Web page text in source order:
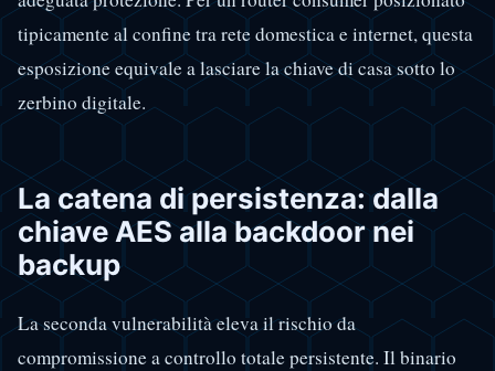
tipicamente al confine tra rete domestica e internet, questa
esposizione equivale a lasciare la chiave di casa sotto lo
zerbino digitale.
La catena di persistenza: dalla
chiave AES alla backdoor nei
backup
La seconda vulnerabilità eleva il rischio da
compromissione a controllo totale persistente. Il binario